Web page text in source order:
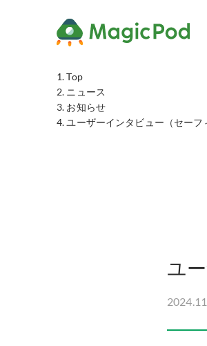
Top
ニュース
お知らせ
ユーザーインタビュー（セー
ユ